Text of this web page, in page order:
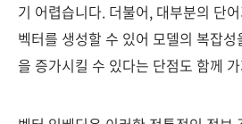
기 어렵습니다. 더불어, 대부분의 단
벡터를 생성할 수 있어 모델의 복잡
을 증가시킬 수 있다는 단점도 함께